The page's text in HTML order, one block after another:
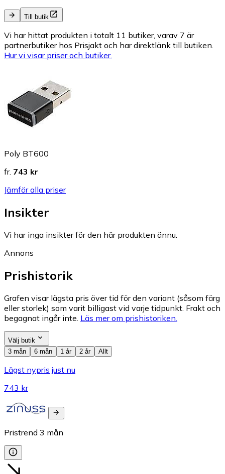
Till butik
Vi har hittat produkten i totalt 11 butiker, varav 7 är
partnerbutiker hos Prisjakt och har direktlänk till butiken.
Hur vi visar priser och butiker.
Poly BT600
fr. 743 kr
Jämför alla priser
Insikter
Vi har inga insikter för den här produkten ännu.
Annons
Prishistorik
Grafen visar lägsta pris över tid för den variant (såsom färg
eller storlek) som varit billigast vid varje tidpunkt. Frakt och
begagnat ingår inte. Läs mer om prishistoriken.
Välj butik
3 mån
6 mån 1 år 2 år Allt
Lägst nypris just nu
743 kr
Pristrend 3 mån